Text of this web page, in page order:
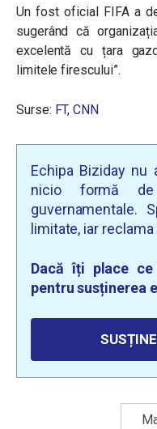
Un fost oficial FIFA a
sugerând că
excelentă cu țara
limitele firescului”.
Surse: FT,CNN
Echipa Biziday
nicio formă
guvernamentale.
limitate, iar
Dacă îți place
pentru susținerea